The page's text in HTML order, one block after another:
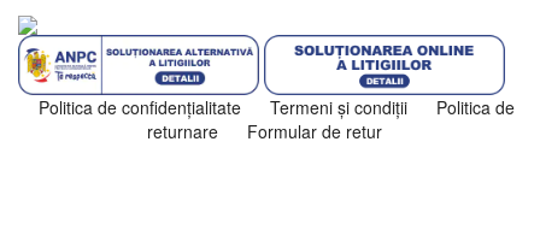
Politica de confidenţialitate Termeni şi condiţii
Politica de
returnare
Formular de retur